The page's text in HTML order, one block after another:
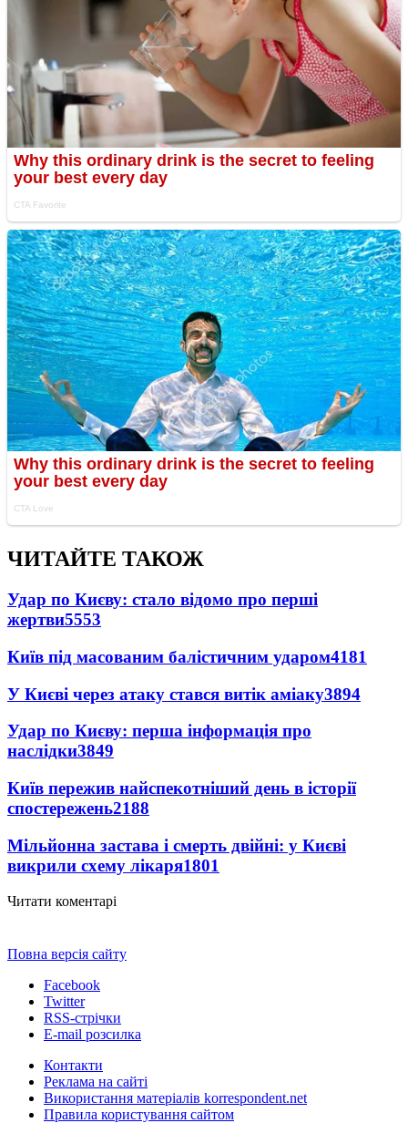
ЧИТАЙТЕ ТАКОЖ
Удар по Києву: стало відомо про перші
жертви5553
Київ під масованим балістичним ударом4181
У Києві через атаку стався витік аміаку3894
Удар по Києву: перша інформація про
наслідки3849
Київ пережив найспекотніший день в історії
спостережень2188
Мільйонна застава і смерть двійні: у Києві
викрили схему лікаря1801
Читати коментарі
Повна версія сайту
Facebook
Twitter
RSS-стрічки
E-mail розсилка
Контакти
Реклама на сайті
Використання матеріалів korrespondent.net
Правила користування сайтом